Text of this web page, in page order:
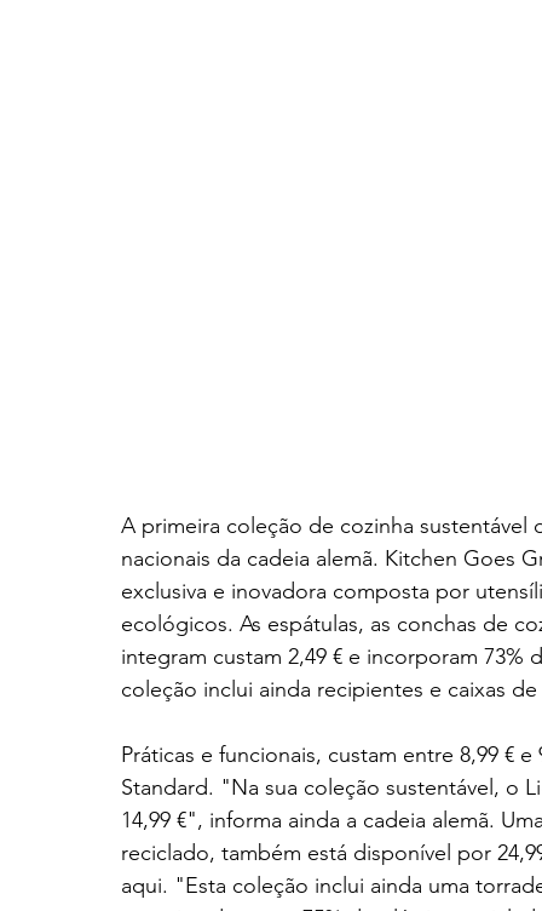
A primeira coleção de cozinha
nacionais da cadeia alemã. Kitchen Goes
exclusiva e inovadora composta por
ecológicos. As espátulas, as conchas de
integram custam 2,49 € e incorporam
coleção inclui ainda recipientes e caixas
Práticas e funcionais, custam entre 8,99 €
Standard. "Na sua coleção sustentável, o
14,99 €", informa ainda a cadeia alemã.
reciclado, também está disponível por
aqui. "Esta coleção inclui ainda uma